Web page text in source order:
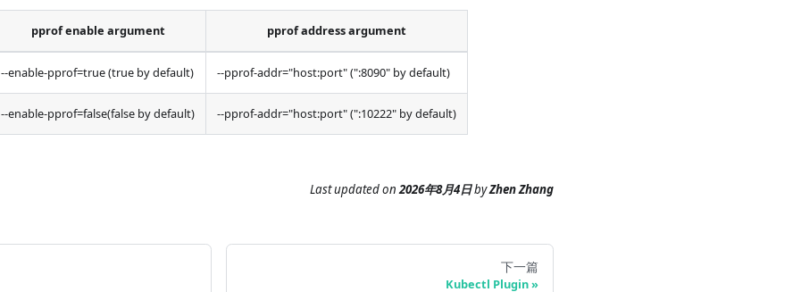
pprof enable argument pprof address argument
--enable-pprof=true (true by default) --pprof-addr="host:port" (":8090" by default)
--enable-pprof=false(false by default) --pprof-addr="host:port" (":10222" by default)
Last updatedon2026年8月4日byZhen Zhang
下一篇
Kubectl Plugin